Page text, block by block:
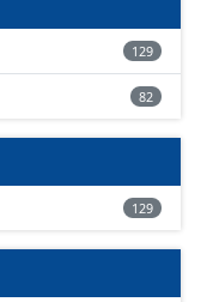
129
82
129